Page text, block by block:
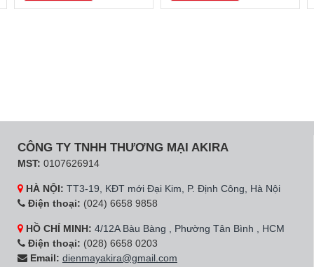
CÔNG TY TNHH THƯƠNG MẠI AKIRA
MST: 0107626914
HÀ NỘI: TT3-19, KĐT mới Đại Kim, P. Định Công, Hà Nội
Điện thoại: (024) 6658 9858
HỒ CHÍ MINH: 4/12A Bàu Bàng , Phường Tân Bình , HCM
Điện thoại: (028) 6658 0203
Email: dienmayakira@gmail.com